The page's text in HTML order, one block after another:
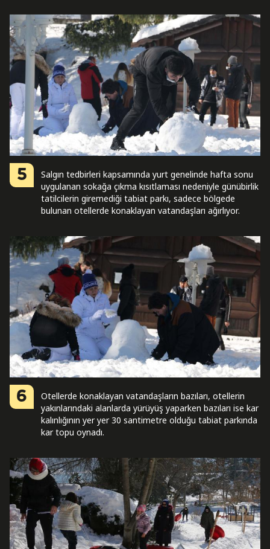
5
Salgın tedbirleri kapsamında yurt genelinde hafta sonu
uygulanan sokağa çıkma kısıtlaması nedeniyle günübirlik
tatilcilerin giremediği tabiat parkı, sadece bölgede
bulunan otellerde konaklayan vatandaşları ağırlıyor.
6
Otellerde konaklayan vatandaşların bazıları, otellerin
yakınlarındaki alanlarda yürüyüş yaparken bazıları ise kar
kalınlığının yer yer 30 santimetre olduğu tabiat parkında
kar topu oynadı.